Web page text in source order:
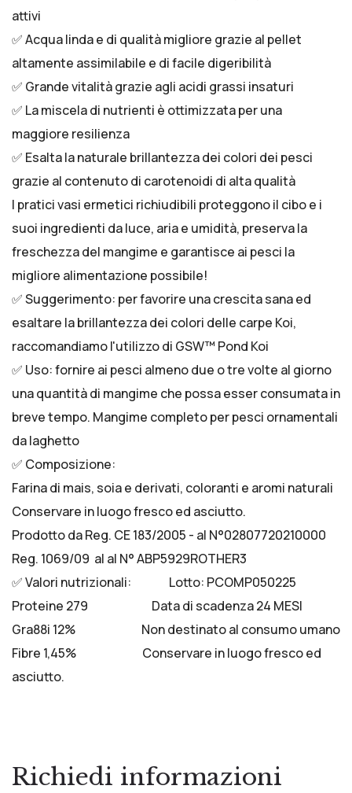
attivi
✅ Acqua linda e di qualità migliore grazie al pellet
altamente assimilabile e di facile digeribilità
✅ Grande vitalità grazie agli acidi grassi insaturi
✅ La miscela di nutrienti è ottimizzata per una
maggiore resilienza
✅ Esalta la naturale brillantezza dei colori dei pesci
grazie al contenuto di carotenoidi di alta qualità
I pratici vasi ermetici richiudibili proteggono il cibo e i
suoi ingredienti da luce, aria e umidità, preserva la
freschezza del mangime e garantisce ai pesci la
migliore alimentazione possibile!
✅ Suggerimento: per favorire una crescita sana ed
esaltare la brillantezza dei colori delle carpe Koi,
raccomandiamo l'utilizzo di GSW™ Pond Koi
✅ Uso: fornire ai pesci almeno due o tre volte al giorno
una quantità di mangime che possa esser consumata in
breve tempo. Mangime completo per pesci ornamentali
da laghetto
✅ Composizione:
Farina di mais, soia e derivati, coloranti e aromi naturali
Conservare in luogo fresco ed asciutto.
Prodotto da Reg. CE 183/2005 - al N°02807720210000
Reg. 1069/09 al al N° ABP5929ROTHER3
✅ Valori nutrizionali: Lotto: PCOMP050225
Proteine 279 Data di scadenza 24 MESI
Gra88i 12% Non destinato al consumo umano
Fibre 1,45% Conservare in luogo fresco ed
asciutto.
Richiedi informazioni